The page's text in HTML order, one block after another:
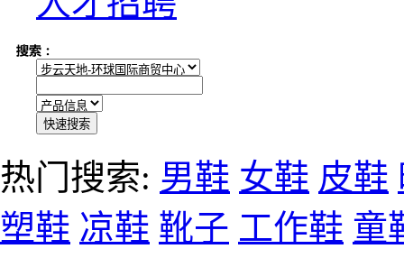
热门搜索: 男鞋 女鞋 皮鞋
塑鞋 凉鞋 靴子 工作鞋 童